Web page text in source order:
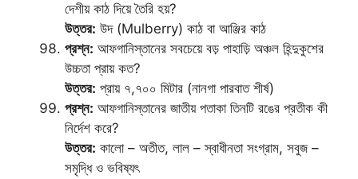
দেশীয় কাঠ দিয়ে তৈরি হয়?
উত্তর: উদ (Mulberry) কাঠ বা আঞ্জির কাঠ
প্রশ্ন: আফগানিস্তানের সবচেয়ে বড় পাহাড়ি অঞ্চল হিন্দুকুশের
উচ্চতা প্রায় কত?
উত্তর: প্রায় ৭,৭০০ মিটার (নানগা পারবাত শীর্ষ)
প্রশ্ন: আফগানিস্তানের জাতীয় পতাকা তিনটি রঙের প্রতীক কী
নির্দেশ করে?
উত্তর: কালো – অতীত, লাল – স্বাধীনতা সংগ্রাম, সবুজ –
সমৃদ্ধি ও ভবিষ্যৎ